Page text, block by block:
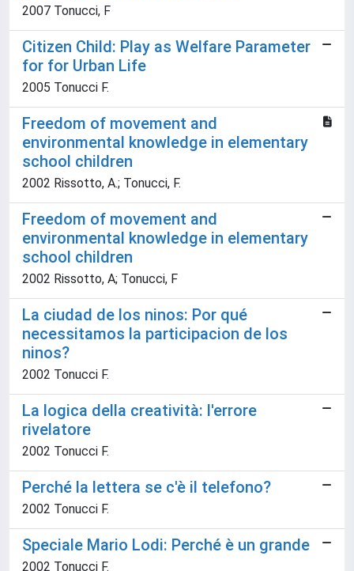
2007 Tonucci, F
Citizen Child: Play as Welfare Parameter
for for Urban Life
2005 Tonucci F.
Freedom of movement and
environmental knowledge in elementary
school children
2002 Rissotto, A.; Tonucci, F.
Freedom of movement and
environmental knowledge in elementary
school children
2002 Rissotto, A; Tonucci, F
La ciudad de los ninos: Por qué
necessitamos la participacion de los
ninos?
2002 Tonucci F.
La logica della creatività: l'errore
rivelatore
2002 Tonucci F.
Perché la lettera se c'è il telefono?
2002 Tonucci F.
Speciale Mario Lodi: Perché è un grande
2002 Tonucci F.